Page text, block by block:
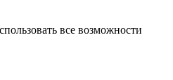
все возможности